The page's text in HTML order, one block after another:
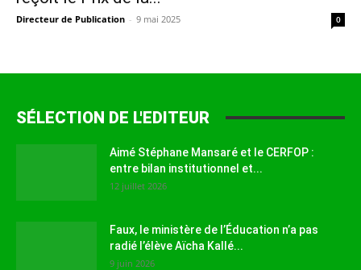
Directeur de Publication - 9 mai 2025 0
SÉLECTION DE L'EDITEUR
Aimé Stéphane Mansaré et le CERFOP :
entre bilan institutionnel et...
12 juillet 2026
Faux, le ministère de l’Éducation n’a pas
radié l’élève Aïcha Kallé...
9 juin 2026